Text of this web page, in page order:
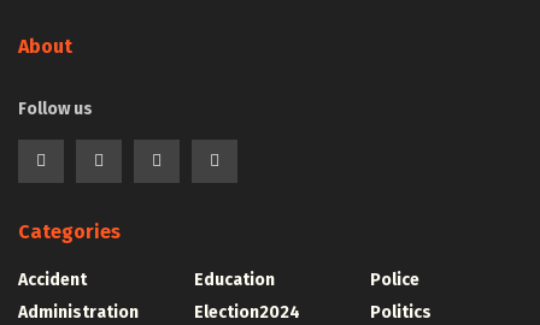
About
Follow us
Categories
Accident
Administration
Education
Election2024
Police
Politics